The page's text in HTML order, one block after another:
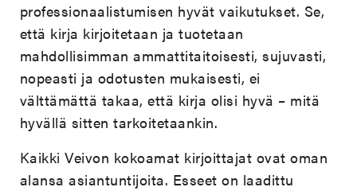
professionaalistumisen hyvät vaikutukset. Se,
että kirja kirjoitetaan ja tuotetaan
mahdollisimman ammattitaitoisesti, sujuvasti,
nopeasti ja odotusten mukaisesti, ei
välttämättä takaa, että kirja olisi hyvä – mitä
hyvällä sitten tarkoitetaankin.
Kaikki Veivon kokoamat kirjoittajat ovat oman
alansa asiantuntijoita. Esseet on laadittu